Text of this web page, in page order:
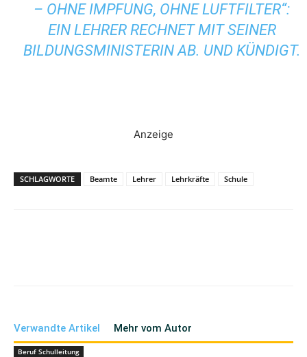
– OHNE IMPFUNG, OHNE LUFTFILTER“:
EIN LEHRER RECHNET MIT SEINER
BILDUNGSMINISTERIN AB. UND KÜNDIGT.
Anzeige
SCHLAGWORTE Beamte Lehrer Lehrkräfte Schule
Verwandte Artikel Mehr vom Autor
Beruf Schulleitung